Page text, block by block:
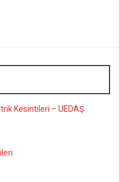
Kesintileri – UEDAŞ